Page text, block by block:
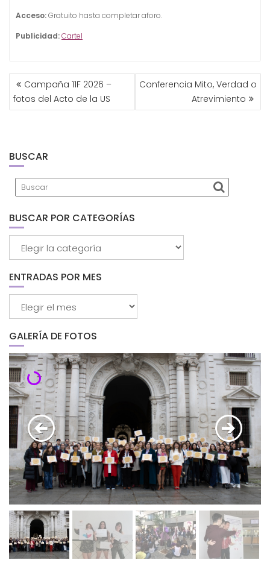
Acceso:Gratuito hasta completar aforo.
Publicidad:Cartel
NAVEGACIÓN
DE
ENTRADAS
Campaña 11F 2026 –
fotos del Acto de la US
Conferencia Mito, Verdad o
Atrevimiento
BUSCAR
BUSCAR POR CATEGORÍAS
ENTRADAS POR MES
GALERÍA DE FOTOS